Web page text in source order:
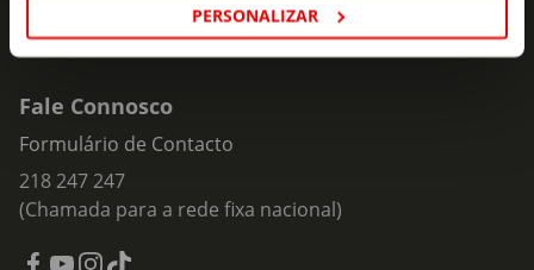
PERSONALIZAR
Fale Connosco
Formulário de Contacto
218 247 247
(Chamada para a rede fixa nacional)